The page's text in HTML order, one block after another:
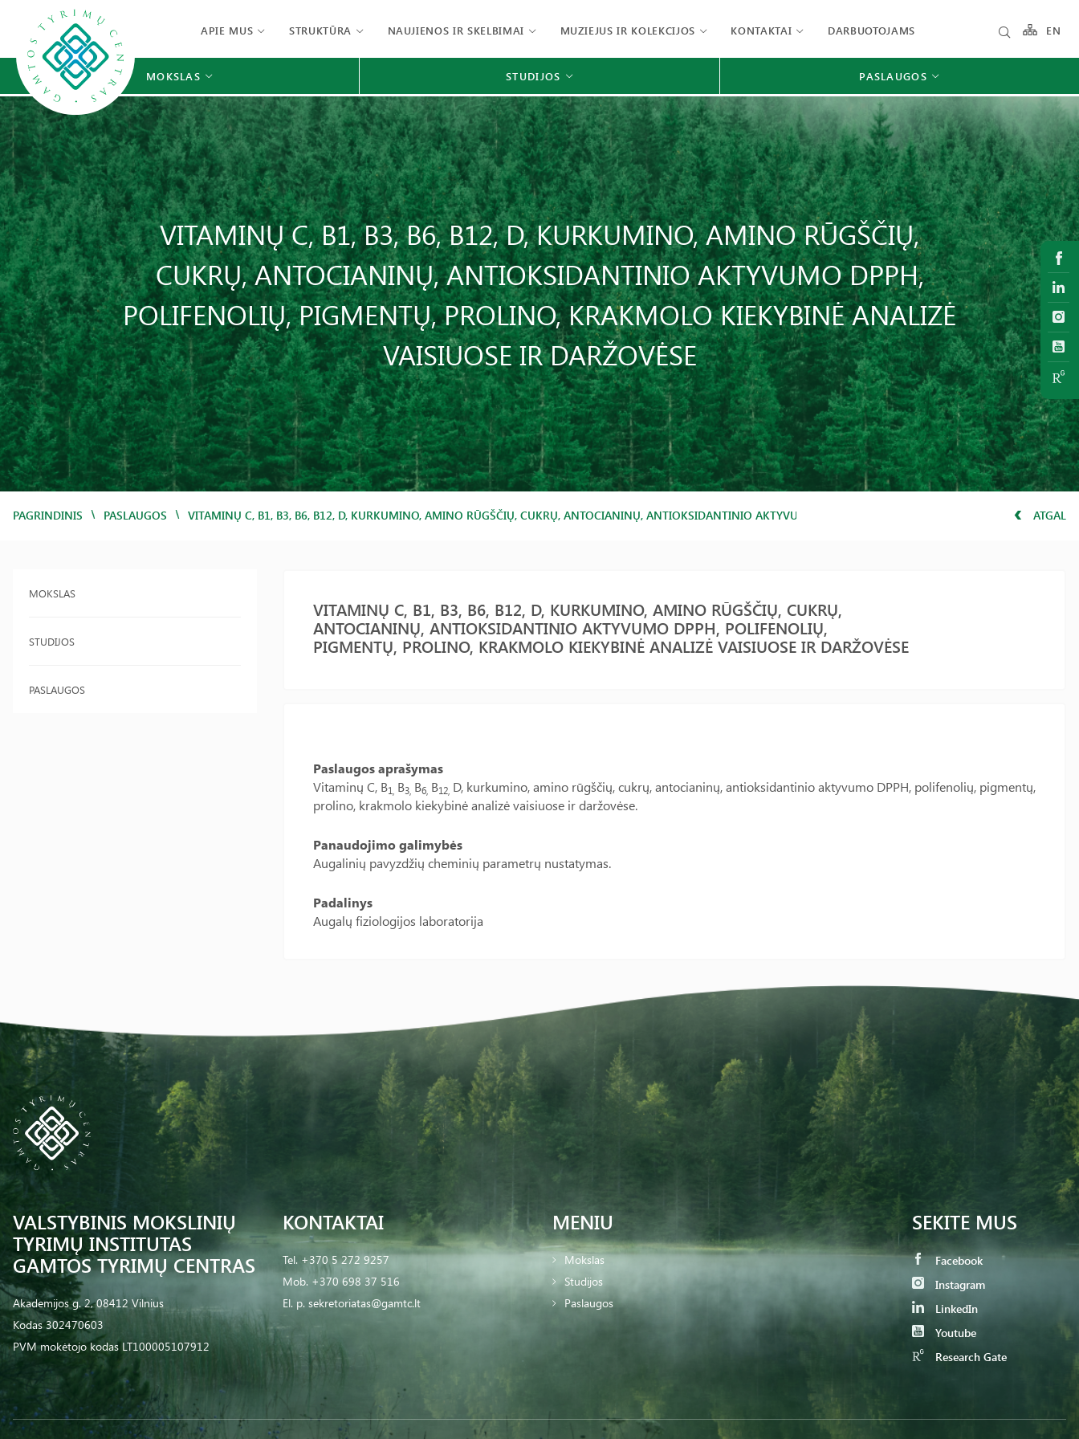
APIE MUS STRUKTŪRA NAUJIENOS IR SKELBIMAI MUZIEJUS IR KOLEKCIJOS KONTAKTAI DARBUOTOJAMS EN
MOKSLAS STUDIJOS PASLAUGOS
VITAMINŲ C, B1, B3, B6, B12, D, KURKUMINO, AMINO RŪGŠČIŲ,
CUKRŲ, ANTOCIANINŲ, ANTIOKSIDANTINIO AKTYVUMO DPPH,
POLIFENOLIŲ, PIGMENTŲ, PROLINO, KRAKMOLO KIEKYBINĖ ANALIZĖ
VAISIUOSE IR DARŽOVĖSE
PAGRINDINIS / PASLAUGOS / VITAMINŲ C, B1, B3, B6, B12, D, KURKUMINO, AMINO RŪGŠČIŲ, CUKRŲ, ANTOCIANINŲ, ANTIOKSIDANTINIO AKTYVUMO DPPH, POLIFENOLIŲ, PIGMENTŲ, PROLINO,ATGAL
MOKSLAS
STUDIJOS
PASLAUGOS
VITAMINŲ C, B1, B3, B6, B12, D, KURKUMINO, AMINO RŪGŠČIŲ, CUKRŲ,
ANTOCIANINŲ, ANTIOKSIDANTINIO AKTYVUMO DPPH, POLIFENOLIŲ,
PIGMENTŲ, PROLINO, KRAKMOLO KIEKYBINĖ ANALIZĖ VAISIUOSE IR DARŽOVĖSE
Paslaugos aprašymas
Vitaminų C, B1, B3, B6, B12, D, kurkumino, amino rūgščių, cukrų, antocianinų, antioksidantinio aktyvumo DPPH, polifenolių, pigmentų,
prolino, krakmolo kiekybinė analizė vaisiuose ir daržovėse.
Panaudojimo galimybės
Augalinių pavyzdžių cheminių parametrų nustatymas.
Padalinys
Augalų fiziologijos laboratorija
VALSTYBINIS MOKSLINIŲ
TYRIMŲ INSTITUTAS
GAMTOS TYRIMŲ CENTRAS
Akademijos g. 2, 08412 Vilnius
Kodas 302470603
PVM mokėtojo kodas LT100005107912
KONTAKTAI
Tel. +370 5 272 9257
Mob. +370 698 37 516
El. p. sekretoriatas@gamtc.lt
MENIU
Mokslas
Studijos
Paslaugos
SEKITE MUS
Facebook
Instagram
LinkedIn
Youtube
Research Gate